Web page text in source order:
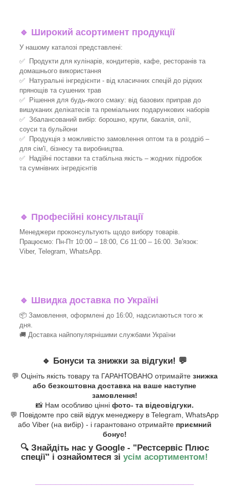
🔹 Широкий асортимент продукції
У нашому каталозі представлені:
✅ Продукти для кулінарів, кондитерів, кафе, ресторанів та
домашнього використання
✅ Натуральні інгредієнти - від класичних спецій до рідких
прянощів та сушених трав
✅ Рішення для будь-якого смаку: від базових приправ до
вишуканих делікатесів та преміальних подарункових наборів
✅ Збалансований вибір: борошно, крупи, бакалія, олії,
соуси та бульйони
✅ Продукція з можливістю замовлення оптом та в роздріб –
для сім'ї, бізнесу та виробництва.
✅ Надійні поставки та стабільна якість – жодних підробок
та сумнівних інгредієнтів
🔹 Професійні консультації
Менеджери проконсультують щодо вибору товарів.
Працюємо: Пн-Пт 10:00 – 18:00, Сб 11:00 – 16:00. Зв'язок:
Viber, Telegram, WhatsApp.
🔹 Швидка доставка по Україні
📦 Замовлення, оформлені до 16:00, надсилаються того ж
дня.
🚚 Доставка найпопулярнішими службами України
🔹 Бонуси та знижки за відгуки! 💬
💬 Оцініть якість товару та ГАРАНТОВАНО отримайте знижка
або безкоштовна доставка на ваше наступне
замовлення!
📸 Нам особливо цінні фото- та відеовідгуки.
💬 Повідомте про свій відгук менеджеру в Telegram, WhatsApp
або Viber (на вибір) - і гарантовано отримайте приємний
бонус!
🔍 Знайдіть нас у Google - "Рестсервіс Плюс
спеції" і ознайомтеся зі усім асортиментом!